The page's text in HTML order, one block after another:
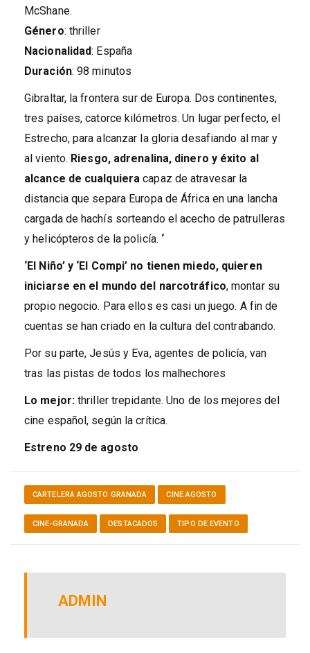
McShane.
Género: thriller
Nacionalidad: España
Duración: 98 minutos
Gibraltar, la frontera sur de Europa. Dos continentes,
tres países, catorce kilómetros. Un lugar perfecto, el
Estrecho, para alcanzar la gloria desafiando al mar y
al viento. Riesgo, adrenalina, dinero y éxito al
alcance de cualquiera capaz de atravesar la
distancia que separa Europa de África en una lancha
cargada de hachís sorteando el acecho de patrulleras
y helicópteros de la policía. ‘
‘El Niño’ y ‘El Compi’ no tienen miedo, quieren
iniciarse en el mundo del narcotráfico, montar su
propio negocio. Para ellos es casi un juego. A fin de
cuentas se han criado en la cultura del contrabando.
Por su parte, Jesús y Eva, agentes de policía, van
tras las pistas de todos los malhechores
Lo mejor: thriller trepidante. Uno de los mejores del
cine español, según la crítica.
Estreno 29 de agosto
CARTELERA AGOSTO GRANADA CINE AGOSTO
CINE-GRANADA DESTACADOS TIPO DE EVENTO
ADMIN